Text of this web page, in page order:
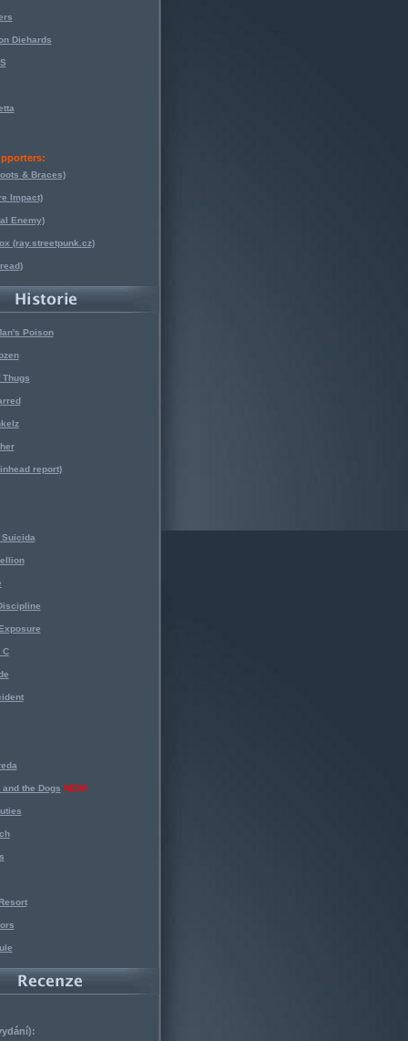
Diehards
& Braces)
Impact)
Enemy)
(ray.streetpunk.cz)
Poison
Thugs
report)
Suicida
C
the Dogs NEW!